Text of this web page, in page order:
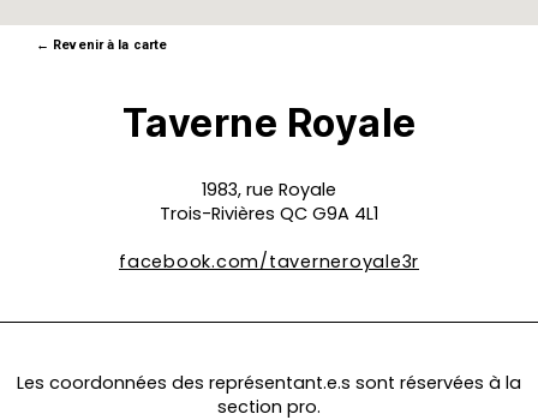
← Revenir à la carte
Taverne Royale
1983, rue Royale
Trois-Rivières QC G9A 4L1
facebook.com/taverneroyale3r
Les coordonnées des représentant.e.s sont réservées à la
section pro.